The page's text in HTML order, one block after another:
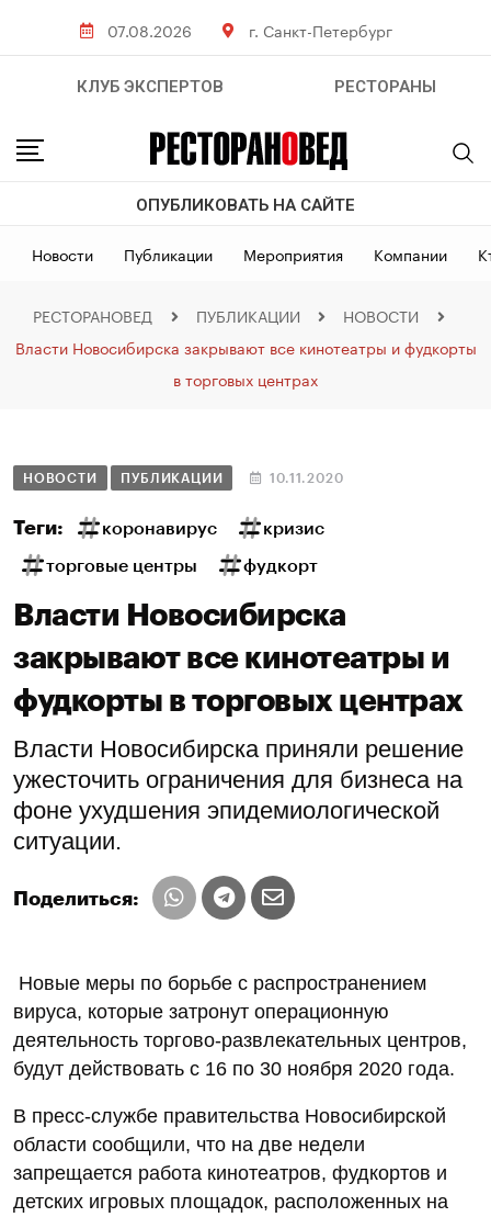
07.08.2026 г. Санкт-Петербург
КЛУБ ЭКСПЕРТОВ РЕСТОРАНЫ
ОПУБЛИКОВАТЬ НА САЙТЕ
Новости Публикации Мероприятия Компании
РЕСТОРАНОВЕД ПУБЛИКАЦИИ
НОВОСТИ
Власти Новосибирска закрывают все кинотеатры и фудкорты
в торговых центрах
НОВОСТИ ПУБЛИКАЦИИ 10.11.2020
Теги: коронавирус кризис
торговые центры фудкорт
Власти Новосибирска
закрывают все кинотеатры и
фудкорты в торговых центрах
Власти Новосибирска приняли решение
ужесточить ограничения для бизнеса на
фоне ухудшения эпидемиологической
ситуации.
Поделиться:
Новые меры по борьбе с распространением
вируса, которые затронут операционную
деятельность торгово-развлекательных центров,
будут действовать с 16 по 30 ноября 2020 года.
В пресс-службе правительства Новосибирской
области сообщили, что на две недели
запрещается работа кинотеатров, фудкортов и
детских игровых площадок, расположенных на